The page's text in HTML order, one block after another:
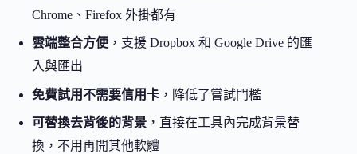
Chrome、Firefox 外掛都有
雲端整合方便 ，支援 Dropbox 和 Google Drive 的匯
入與匯出
免費試用不需要信用卡 ，降低了嘗試門檻
可替換去背後的背景 ，直接在工具內完成背景替
換，不用再開其他軟體